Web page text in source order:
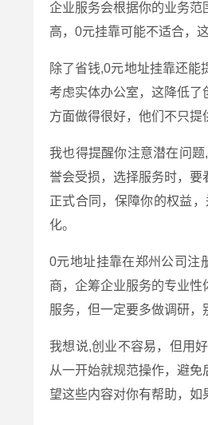
企业服务会根据你的业务
高，0元挂靠可能不适合，
除了省钱,0元地址挂靠还
考虑实体办公室，这降低
方面做得很好，他们不只提
我也得提醒你注意潜在问
誉会受损，选择服务时，
正式合同，保障你的权益
化。
0元地址挂靠在郑州公司注
商，企筹企业服务的专业
服务，但一定要多做调研，
我想说,创业不容易，但用
从一开始就规范操作，避
望这些内容对你有帮助，如